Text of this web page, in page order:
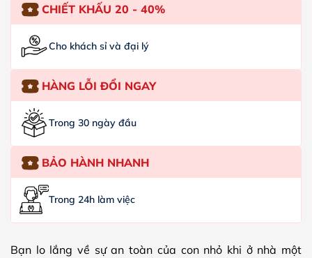
CHIẾT KHẤU 20 - 40%
Cho khách sỉ và đại lý
HÀNG LỖI ĐỔI NGAY
Trong 30 ngày đầu
BẢO HÀNH NHANH
Trong 24h làm việc
Bạn lo lắng về sự an toàn của con nhỏ khi ở nhà một